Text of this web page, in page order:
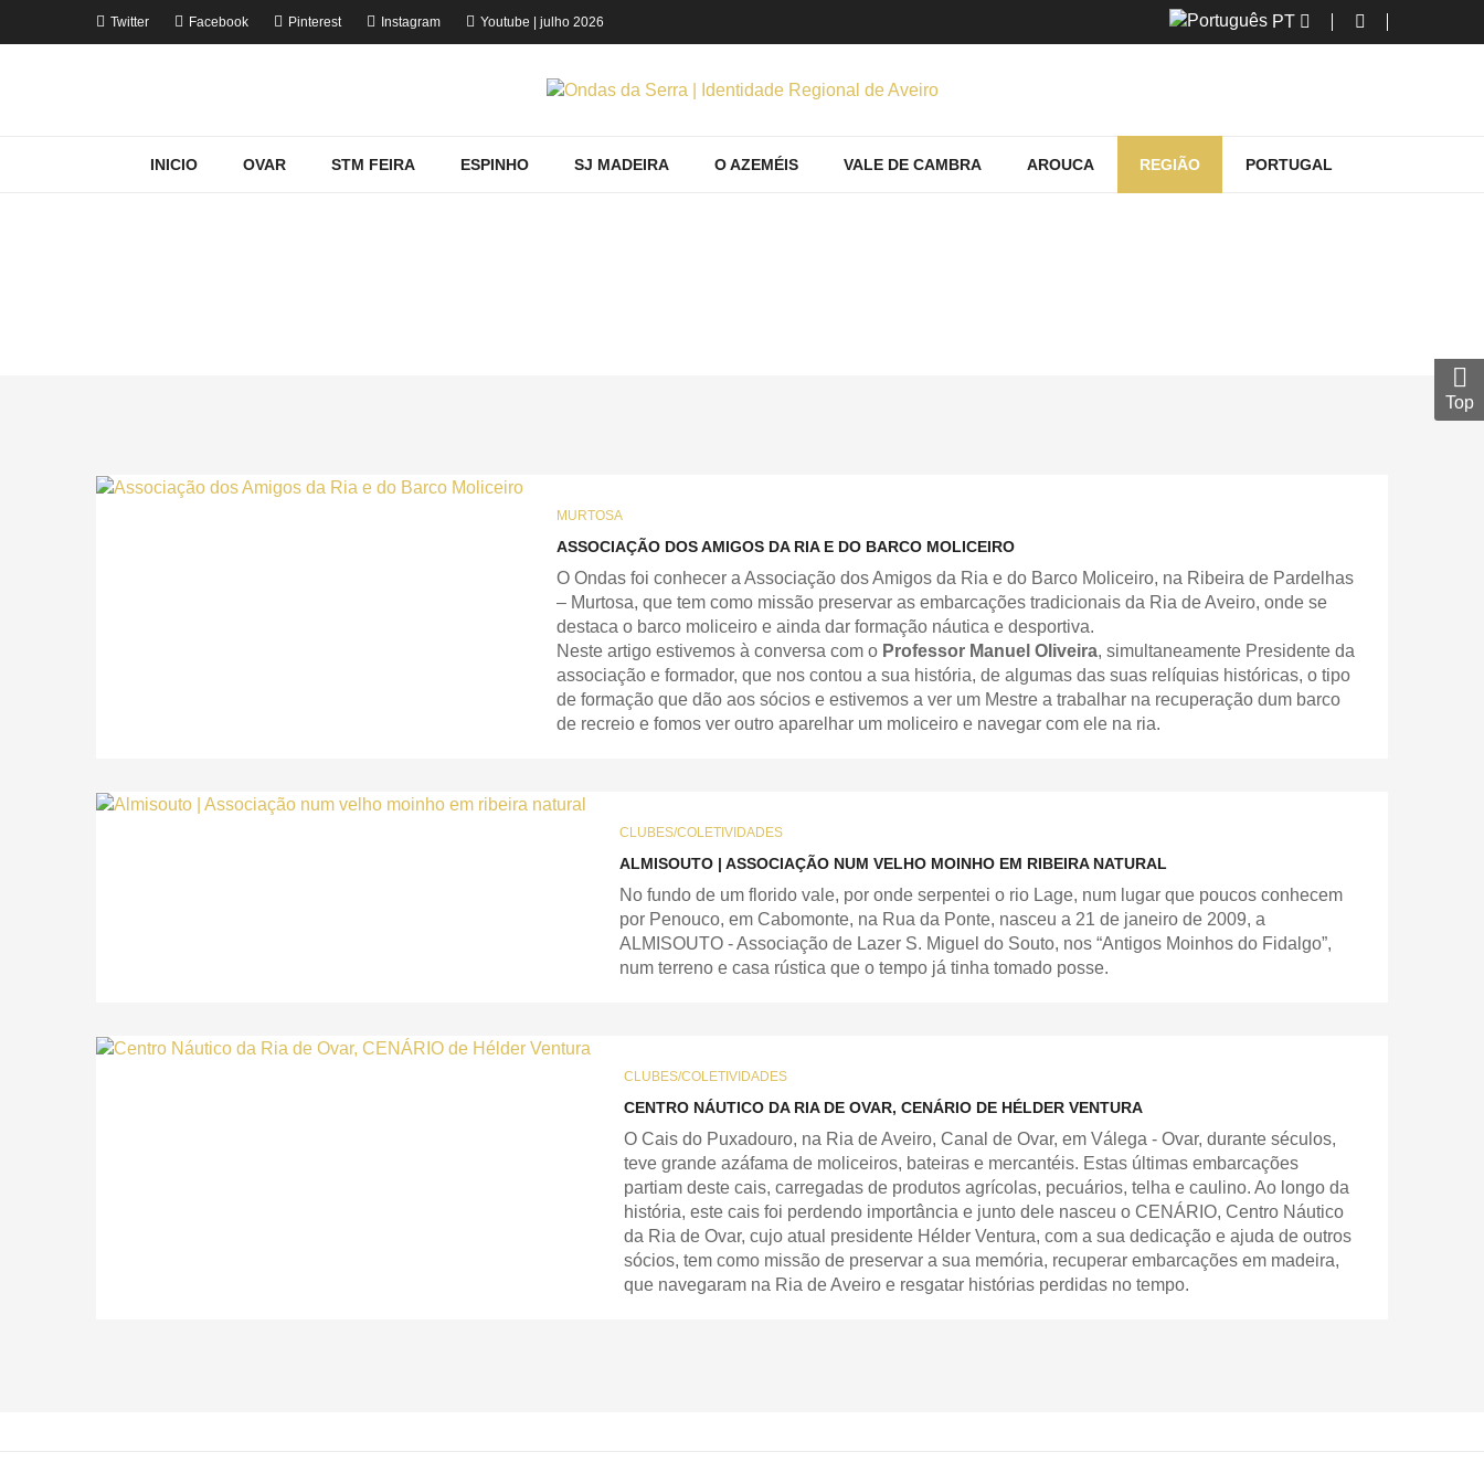
Twitter Facebook Pinterest Instagram Youtube | julho 2026 PT
INICIO OVAR STM FEIRA ESPINHO SJ MADEIRA O AZEMÉIS VALE DE CAMBRA AROUCA REGIÃO PORTUGAL
MURTOSA
ASSOCIAÇÃO DOS AMIGOS DA RIA E DO BARCO MOLICEIRO
O Ondas foi conhecer a Associação dos Amigos da Ria e do Barco Moliceiro, na Ribeira de Pardelhas
– Murtosa, que tem como missão preservar as embarcações tradicionais da Ria de Aveiro, onde se
destaca o barco moliceiro e ainda dar formação náutica e desportiva.
Neste artigo estivemos à conversa com o Professor Manuel Oliveira, simultaneamente Presidente da
associação e formador, que nos contou a sua história, de algumas das suas relíquias históricas, o tipo
de formação que dão aos sócios e estivemos a ver um Mestre a trabalhar na recuperação dum barco
de recreio e fomos ver outro aparelhar um moliceiro e navegar com ele na ria.
CLUBES/COLETIVIDADES
ALMISOUTO | ASSOCIAÇÃO NUM VELHO MOINHO EM RIBEIRA NATURAL
No fundo de um florido vale, por onde serpentei o rio Lage, num lugar que poucos conhecem
por Penouco, em Cabomonte, na Rua da Ponte, nasceu a 21 de janeiro de 2009, a
ALMISOUTO - Associação de Lazer S. Miguel do Souto, nos “Antigos Moinhos do Fidalgo”,
num terreno e casa rústica que o tempo já tinha tomado posse.
CLUBES/COLETIVIDADES
CENTRO NÁUTICO DA RIA DE OVAR, CENÁRIO DE HÉLDER VENTURA
O Cais do Puxadouro, na Ria de Aveiro, Canal de Ovar, em Válega - Ovar, durante séculos,
teve grande azáfama de moliceiros, bateiras e mercantéis. Estas últimas embarcações
partiam deste cais, carregadas de produtos agrícolas, pecuários, telha e caulino. Ao longo da
história, este cais foi perdendo importância e junto dele nasceu o CENÁRIO, Centro Náutico
da Ria de Ovar, cujo atual presidente Hélder Ventura, com a sua dedicação e ajuda de outros
sócios, tem como missão de preservar a sua memória, recuperar embarcações em madeira,
que navegaram na Ria de Aveiro e resgatar histórias perdidas no tempo.
Top